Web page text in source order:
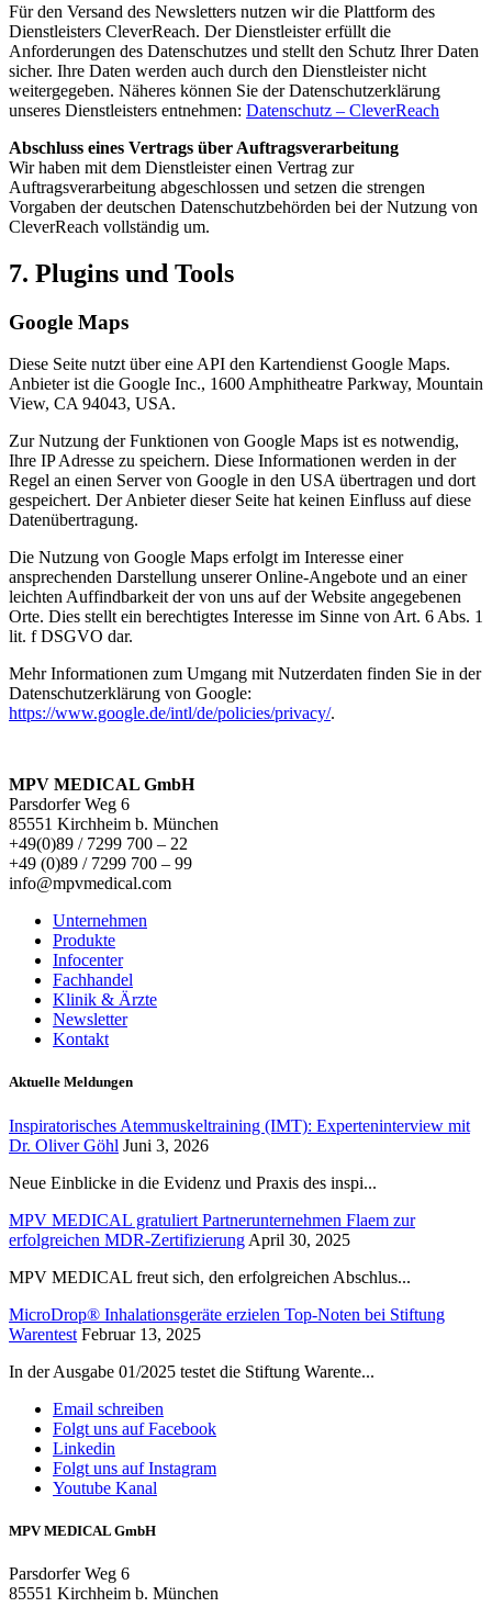
Für den Versand des Newsletters nutzen wir die Plattform des
Dienstleisters CleverReach. Der Dienstleister erfüllt die
Anforderungen des Datenschutzes und stellt den Schutz Ihrer Daten
sicher. Ihre Daten werden auch durch den Dienstleister nicht
weitergegeben. Näheres können Sie der Datenschutzerklärung
unseres Dienstleisters entnehmen: Datenschutz – CleverReach
Abschluss eines Vertrags über Auftragsverarbeitung
Wir haben mit dem Dienstleister einen Vertrag zur
Auftragsverarbeitung abgeschlossen und setzen die strengen
Vorgaben der deutschen Datenschutzbehörden bei der Nutzung von
CleverReach vollständig um.
7. Plugins und Tools
Google Maps
Diese Seite nutzt über eine API den Kartendienst Google Maps.
Anbieter ist die Google Inc., 1600 Amphitheatre Parkway, Mountain
View, CA 94043, USA.
Zur Nutzung der Funktionen von Google Maps ist es notwendig,
Ihre IP Adresse zu speichern. Diese Informationen werden in der
Regel an einen Server von Google in den USA übertragen und dort
gespeichert. Der Anbieter dieser Seite hat keinen Einfluss auf diese
Datenübertragung.
Die Nutzung von Google Maps erfolgt im Interesse einer
ansprechenden Darstellung unserer Online-Angebote und an einer
leichten Auffindbarkeit der von uns auf der Website angegebenen
Orte. Dies stellt ein berechtigtes Interesse im Sinne von Art. 6 Abs. 1
lit. f DSGVO dar.
Mehr Informationen zum Umgang mit Nutzerdaten finden Sie in der
Datenschutzerklärung von Google:
https://www.google.de/intl/de/policies/privacy/.
MPV MEDICAL GmbH
Parsdorfer Weg 6
85551 Kirchheim b. München
+49(0)89 / 7299 700 – 22
+49 (0)89 / 7299 700 – 99
info@mpvmedical.com
Unternehmen
Produkte
Infocenter
Fachhandel
Klinik & Ärzte
Newsletter
Kontakt
Aktuelle Meldungen
Inspiratorisches Atemmuskeltraining (IMT): Experteninterview mit
Dr. Oliver Göhl Juni 3, 2026
Neue Einblicke in die Evidenz und Praxis des inspi...
MPV MEDICAL gratuliert Partnerunternehmen Flaem zur
erfolgreichen MDR-Zertifizierung April 30, 2025
MPV MEDICAL freut sich, den erfolgreichen Abschlus...
MicroDrop® Inhalationsgeräte erzielen Top-Noten bei Stiftung
Warentest Februar 13, 2025
In der Ausgabe 01/2025 testet die Stiftung Warente...
Email schreiben
Folgt uns auf Facebook
Linkedin
Folgt uns auf Instagram
Youtube Kanal
MPV MEDICAL GmbH
Parsdorfer Weg 6
85551 Kirchheim b. München